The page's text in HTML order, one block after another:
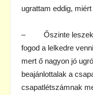
ugrattam eddig,
– Őszinte leszek
fogod a lelkedre
mert ő nagyon jó
beajánlottalak a
csapatlétszámnak